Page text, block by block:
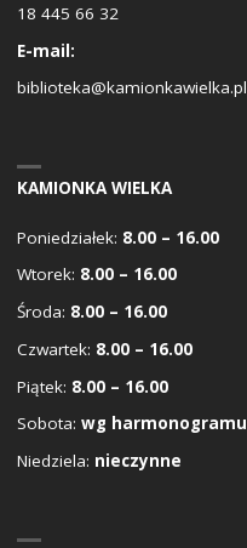
18 445 66 32
E-mail:
biblioteka@kamionkawielka.pl
KAMIONKA WIELKA
Poniedziałek: 8.00 – 16.00
Wtorek: 8.00 – 16.00
Środa: 8.00 – 16.00
Czwartek: 8.00 – 16.00
Piątek: 8.00 – 16.00
Sobota: wg harmonogramu
Niedziela: nieczynne